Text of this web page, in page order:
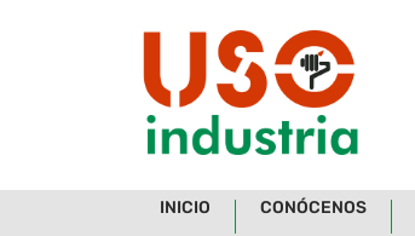
INICIO CONÓCENOS